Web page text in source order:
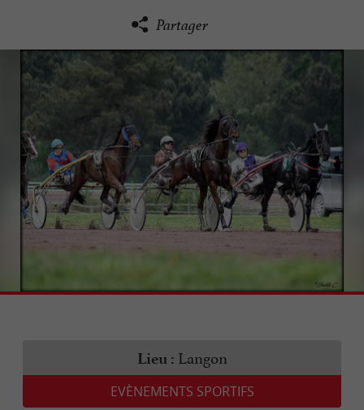
Partager
Lieu : Langon
EVÈNEMENTS SPORTIFS